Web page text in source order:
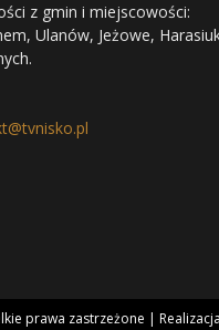
z gmin i miejscowości:
Ulanów, Jeżowe,
prawa zastrzeżone | Realizacja